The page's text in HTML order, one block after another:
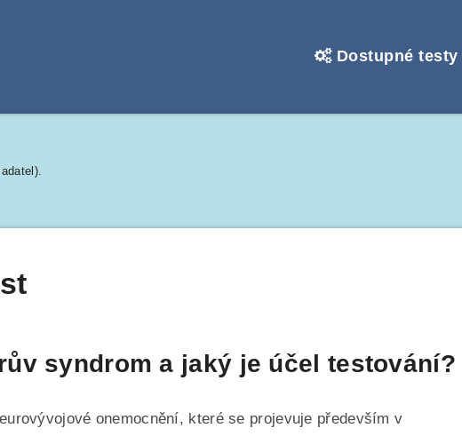
Dostupné testy
syndrom a jaký je účel testování?
onemocnění, které se projevuje především v